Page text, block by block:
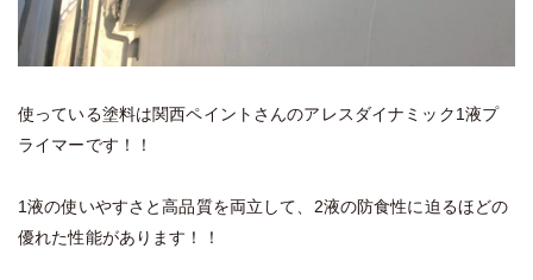
使っている塗料は関西ペイントさんのアレスダイナミック1液プ
ライマーです！！
1液の使いやすさと高品質を両立して、2液の防食性に迫るほどの
優れた性能があります！！